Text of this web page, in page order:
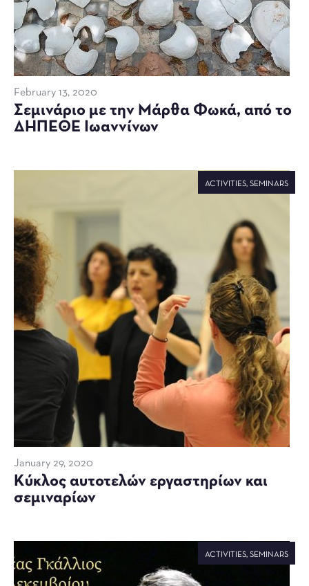
February 13, 2020
Σεμινάριο με την Μάρθα Φωκά, από το
ΔΗΠΕΘΕ Ιωαννίνων
ACTIVITIES, SEMINARS
January 29, 2020
Kύκλος αυτοτελών εργαστηρίων και
σεμιναρίων
ACTIVITIES, SEMINARS